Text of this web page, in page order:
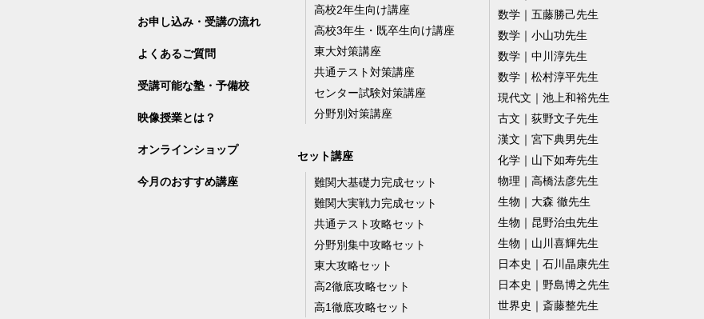
お申し込み・受講の流れ
よくあるご質問
受講可能な塾・予備校
映像授業とは？
オンラインショップ
今月のおすすめ講座
高校2年生向け講座
高校3年生・既卒生向け講座
東大対策講座
共通テスト対策講座
センター試験対策講座
分野別対策講座
セット講座
難関大基礎力完成セット
難関大実戦力完成セット
共通テスト攻略セット
分野別集中攻略セット
東大攻略セット
高2徹底攻略セット
高1徹底攻略セット
数学｜五藤勝己先生
数学｜小山功先生
数学｜中川淳先生
数学｜松村淳平先生
現代文｜池上和裕先生
古文｜荻野文子先生
漢文｜宮下典男先生
化学｜山下如寿先生
物理｜高橋法彦先生
生物｜大森 徹先生
生物｜昆野治虫先生
生物｜山川喜輝先生
日本史｜石川晶康先生
日本史｜野島博之先生
世界史｜斎藤整先生